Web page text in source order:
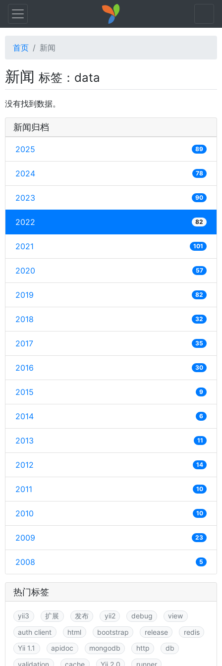
首页 新闻
新闻 标签：data
没有找到数据。
新闻归档
2025 89
2024 78
2023 90
2022 82
2021 101
2020 57
2019 82
2018 32
2017 35
2016 30
2015 9
2014 6
2013 11
2012 14
2011 10
2010 10
2009 23
2008 5
热门标签
yii3 扩展 发布 yii2 debug
view
auth client
html bootstrap release
redis
Yii 1.1
apidoc mongodb http
db
validation
cache Yii 2.0 runner